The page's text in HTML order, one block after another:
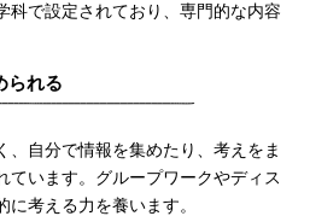
科で設定されており、専門的な内容
られる
、自分で情報を集めたり、考えをま
ています。グループワークやディス
考える力を養います。